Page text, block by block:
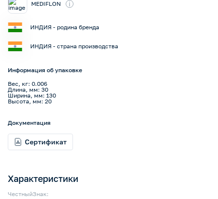
Характеристики
ЧестныйЗнак:
MEDIFLON i
ИНДИЯ - родина бренда
ИНДИЯ - страна производства
Информация об упаковке
Вес, кг: 0.006
Длина, мм: 30
Ширина, мм: 130
Высота, мм: 20
Документация
Сертификат